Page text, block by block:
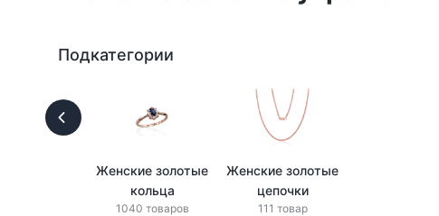
Подкатегории
Женские золотые
кольца
1040 товаров
Женские золотые
цепочки
111 товар